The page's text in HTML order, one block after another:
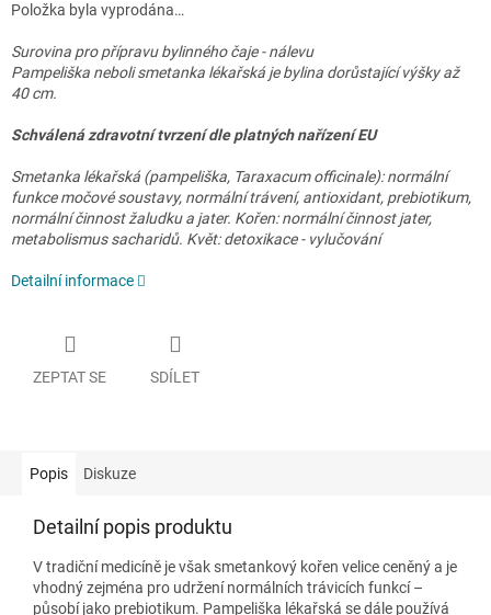
Položka byla vyprodána…
Surovina pro přípravu bylinného čaje - nálevu
Pampeliška neboli smetanka lékařská je bylina dorůstající výšky až
40 cm.
Schválená zdravotní tvrzení dle platných nařízení EU
Smetanka lékařská (pampeliška, Taraxacum officinale): normální
funkce močové soustavy, normální trávení, antioxidant, prebiotikum,
normální činnost žaludku a jater. Kořen: normální činnost jater,
metabolismus sacharidů. Květ: detoxikace - vylučování
Detailní informace
ZEPTAT SE SDÍLET
Popis Diskuze
Detailní popis produktu
V tradiční medicíně je však smetankový kořen velice ceněný a je
vhodný zejména pro udržení normálních trávicích funkcí –
působí jako prebiotikum. Pampeliška lékařská se dále používá